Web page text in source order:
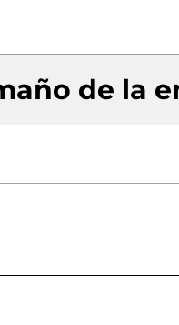
de la